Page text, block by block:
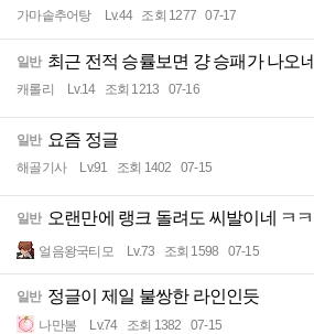
가마솥추어탕 Lv.44 조회 1277 07-17
일반 최근 전적 승률보면 걍 승패가 나오네
캐롤리 Lv.14 조회 1213 07-16
일반 요즘 정글
해골기사 Lv.91 조회 1402 07-15
일반 오랜만에 랭크 돌려도 씨발이네 ㅋㅋ
얼음왕국티모 Lv.73 조회 1598 07-15
일반 정글이 제일 불쌍한 라인인듯
나만봄 Lv.74 조회 1382 07-15